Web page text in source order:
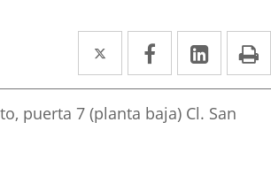
Twitter
Enlace
a
una
Facebook
Enlace
a
una
Enlace
a
una
puerta 7 (planta baja) Cl. San